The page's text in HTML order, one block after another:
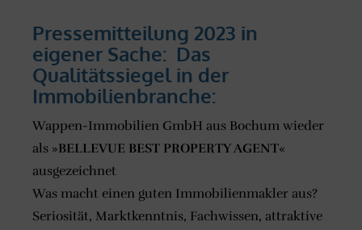
Pressemitteilung 2023 in
eigener Sache: Das
Qualitätssiegel in der
Immobilienbranche:
Wappen-Immobilien GmbH aus Bochum wieder
als »BELLEVUE BEST PROPERTY AGENT«
ausgezeichnet
Was macht einen guten Immobilienmakler aus?
Seriosität, Marktkenntnis, Fachwissen, attraktive